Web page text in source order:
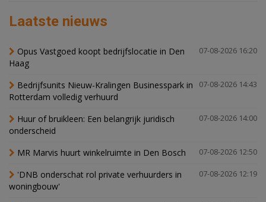
Laatste nieuws
07-08-2026 16:20
Opus Vastgoed koopt bedrijfslocatie in Den
Haag
07-08-2026 14:43
Bedrijfsunits Nieuw-Kralingen Businesspark in
Rotterdam volledig verhuurd
07-08-2026 14:00
Huur of bruikleen: Een belangrijk juridisch
onderscheid
07-08-2026 12:50
MR Marvis huurt winkelruimte in Den Bosch
07-08-2026 12:19
'DNB onderschat rol private verhuurders in
woningbouw'